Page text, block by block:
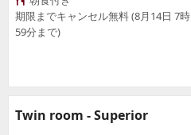
期限までキャンセル無料 (8月14日 7時
59分まで)
Twin room - Superior